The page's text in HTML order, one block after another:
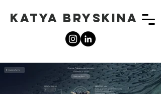
KATYA BRYSKINA